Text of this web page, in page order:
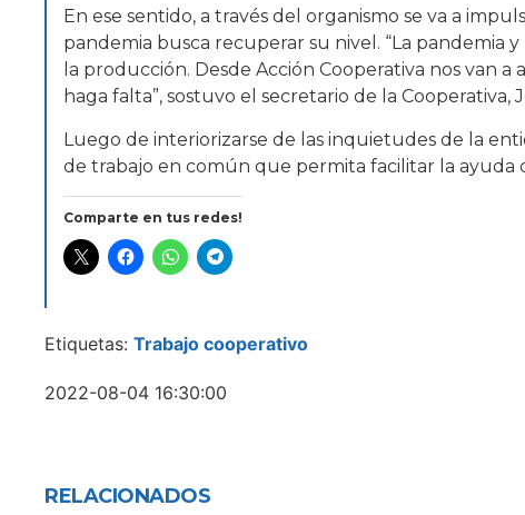
En ese sentido, a través del organismo se va a
pandemia busca recuperar su nivel. “La pandemia
la producción. Desde Acción Cooperativa nos van
haga falta”, sostuvo el secretario de la Cooperativa,
Luego de interiorizarse de las inquietudes de la
de trabajo en común que permita facilitar la ayuda
Comparte en tus redes!
Etiquetas: Trabajo cooperativo
2022-08-04 16:30:00
RELACIONADOS